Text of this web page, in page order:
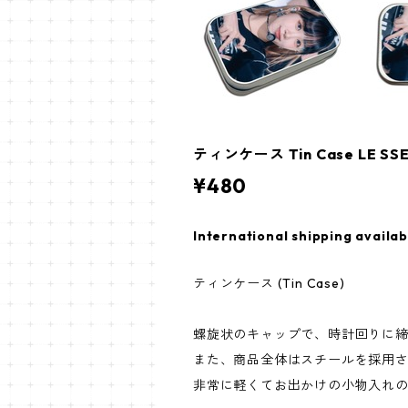
ティンケース Tin Case LE
¥480
International shipping
ティンケース (Tin Case)
螺旋状のキャップで、時計回りに
また、商品全体はスチールを採用
非常に軽くてお出かけの小物入れ